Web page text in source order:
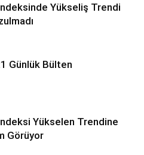
Yükseliş Trendi
Günlük Bülten
Yükselen Trendine
Görüyor